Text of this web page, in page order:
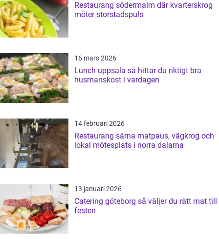
Restaurang södermalm där kvarterskrog
möter storstadspuls
16 mars 2026
Lunch uppsala så hittar du riktigt bra
husmanskost i vardagen
14 februari 2026
Restaurang särna matpaus, vägkrog och
lokal mötesplats i norra dalarna
13 januari 2026
Catering göteborg så väljer du rätt mat till
festen